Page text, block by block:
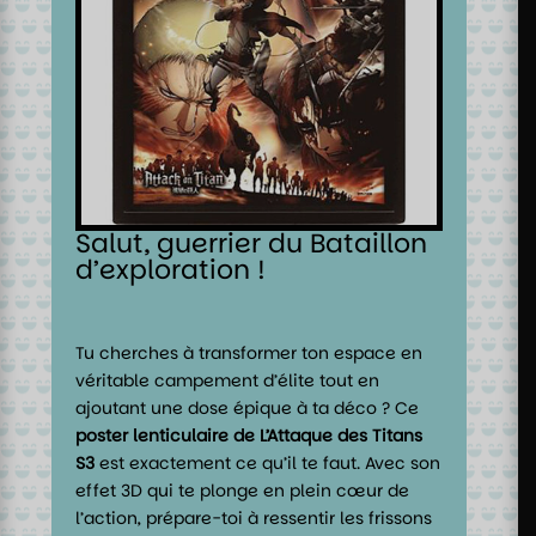
Salut, guerrier du Bataillon
d’exploration !
Tu cherches à transformer ton espace en
véritable campement d’élite tout en
ajoutant une dose épique à ta déco ? Ce
poster lenticulaire de L’Attaque des Titans
S3 est exactement ce qu’il te faut. Avec son
effet 3D qui te plonge en plein cœur de
l’action, prépare-toi à ressentir les frissons